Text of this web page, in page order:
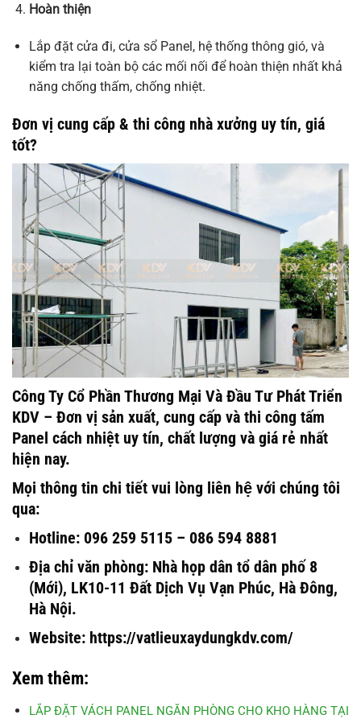
Hoàn thiện
Lắp đặt cửa đi, cửa sổ Panel, hệ thống thông gió, và
kiểm tra lại toàn bộ các mối nối để hoàn thiện nhất khả
năng chống thấm, chống nhiệt.
Đơn vị cung cấp & thi công nhà xưởng uy tín, giá
tốt?
Công Ty Cổ Phần Thương Mại Và Đầu Tư Phát Triển
KDV – Đơn vị sản xuất, cung cấp và thi công tấm
Panel cách nhiệt uy tín, chất lượng và giá rẻ nhất
hiện nay.
Mọi thông tin chi tiết vui lòng liên hệ với chúng tôi
qua:
Hotline: 096 259 5115 – 086 594 8881
Địa chỉ văn phòng: Nhà họp dân tổ dân phố 8
(Mới), LK10-11 Đất Dịch Vụ Vạn Phúc, Hà Đông,
Hà Nội.
Website: https://vatlieuxaydungkdv.com/
Xem thêm:
LẮP ĐẶT VÁCH PANEL NGĂN PHÒNG CHO KHO HÀNG TẠI